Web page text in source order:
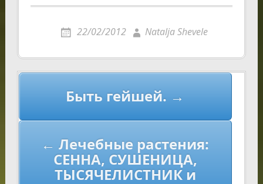
22/02/2012 Natalja Shevele
Навигация
записям
Быть гейшей. →
← Лечебные растения:
СЕННА, СУШЕНИЦА,
ТЫСЯЧЕЛИСТНИК и